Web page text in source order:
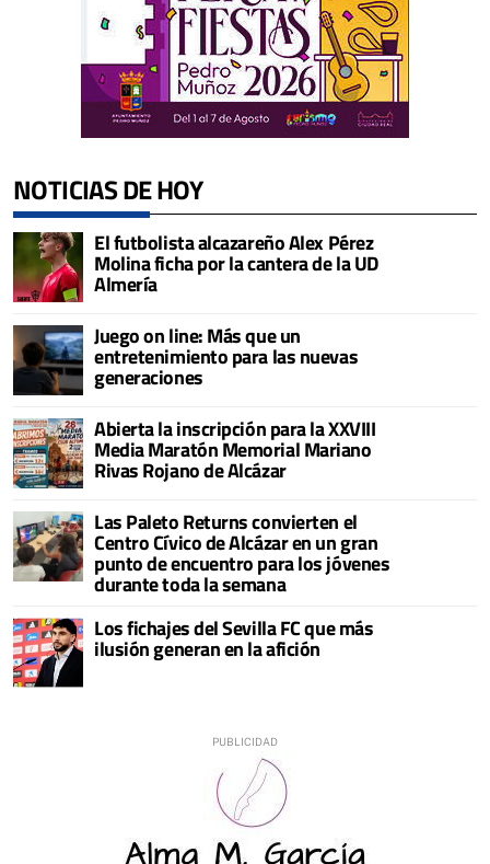
NOTICIAS DE HOY
El futbolista alcazareño Alex Pérez
Molina ficha por la cantera de la UD
Almería
Juego on line: Más que un
entretenimiento para las nuevas
generaciones
Abierta la inscripción para la XXVIII
Media Maratón Memorial Mariano
Rivas Rojano de Alcázar
Las Paleto Returns convierten el
Centro Cívico de Alcázar en un gran
punto de encuentro para los jóvenes
durante toda la semana
Los fichajes del Sevilla FC que más
ilusión generan en la afición